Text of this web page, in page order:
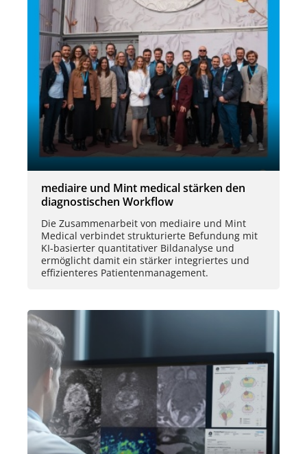
mediaire und Mint medical stärken den
diagnostischen Workflow
Die Zusammenarbeit von mediaire und Mint
Medical verbindet strukturierte Befundung mit
KI-basierter quantitativer Bildanalyse und
ermöglicht damit ein stärker integriertes und
effizienteres Patientenmanagement.